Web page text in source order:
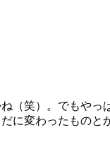
（笑）。でもやっ
に変わったものと